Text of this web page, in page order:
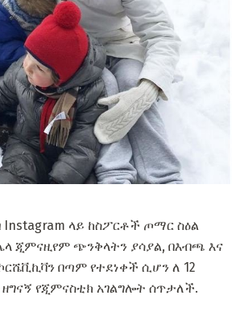
Instagram ላይ ከስፖርቶች ጦማር ስዕል
ጂምናዚየም ጭንቅላትን ያሳያል, በእብጫ እና
በጣም የተደነቀች ሲሆን ለ 12
የጂምናስቲክ አገልግሎት ሰጥታለች.